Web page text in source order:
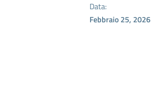
Data:
Febbraio 25, 2026